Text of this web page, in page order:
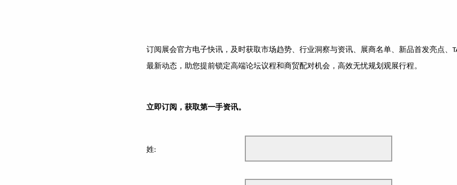
订阅展会官方电子快讯，及时获取市场趋势、行业洞察与资讯、展商名单、新品首发亮点、
最新动态，助您提前锁定高端论坛议程和商贸配对机会，高效无忧规划观展行程。
立即订阅，获取第一手资讯。
姓: